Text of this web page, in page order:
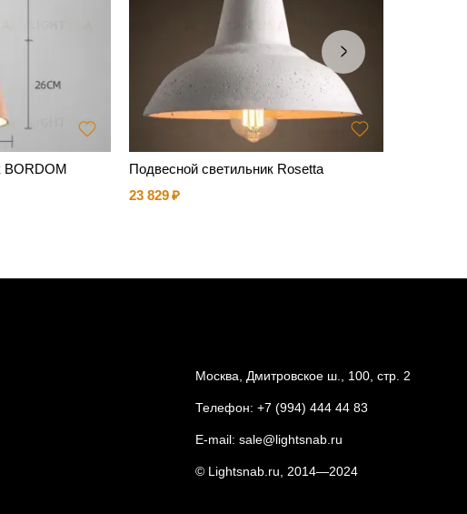
BORDOM
Подвесной светильник Rosetta
23 829
Москва, Дмитровское ш., 100, стр. 2
Телефон: +7 (994) 444 44 83
E-mail: sale@lightsnab.ru
© Lightsnab.ru, 2014—2024